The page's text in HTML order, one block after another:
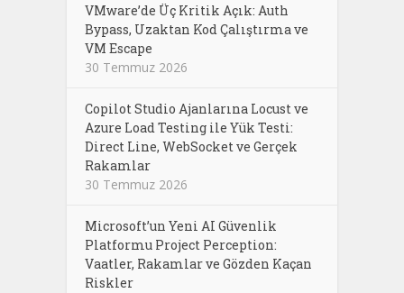
VMware’de Üç Kritik Açık: Auth
Bypass, Uzaktan Kod Çalıştırma ve
VM Escape
30 Temmuz 2026
Copilot Studio Ajanlarına Locust ve
Azure Load Testing ile Yük Testi:
Direct Line, WebSocket ve Gerçek
Rakamlar
30 Temmuz 2026
Microsoft’un Yeni AI Güvenlik
Platformu Project Perception:
Vaatler, Rakamlar ve Gözden Kaçan
Riskler